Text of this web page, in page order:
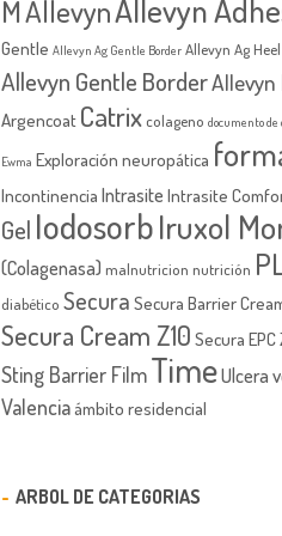
MAllevynAllevyn
Gentle Allevyn Ag Gentle Border Allevyn Ag Heel
Allevyn Gentle BorderAllevyn
Argencoat Catrix colageno documento de
Ewma Exploración neuropática
Incontinencia Intrasite Intrasite
Gel IodosorbIruxol
(Colagenasa) malnutricion nutrición
diabético Secura Secura Barrier
Secura Cream Z10 Secura EPC
Sting Barrier FilmTimeUlcera
Valenciaámbito residencial
ARBOL DE CATEGORIAS